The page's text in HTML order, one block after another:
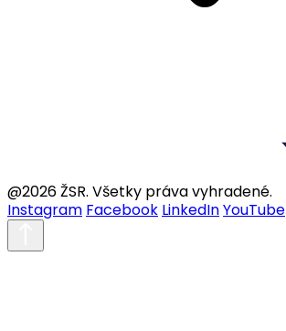
@2026 ŽSR. Všetky práva vyhradené.
Instagram Facebook LinkedInYouTube